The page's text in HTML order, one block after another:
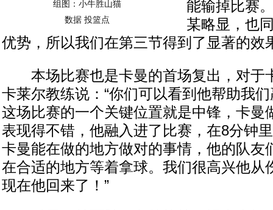
组图：小牛胜山猫
数据 投篮点
能输掉比赛
某略显，也
优势，所以我们在第三节得到了显著的效
本场比赛也是卡曼的首场复出，对于
卡莱尔教练说：“你们可以看到他帮助我
这场比赛的一个关键位置就是中锋，卡曼
表现得不错，他融入进了比赛，在8分钟
卡曼能在做的地方做对的事情，他的队友
在合适的地方等着拿球。我们很高兴他从
现在他回来了！”